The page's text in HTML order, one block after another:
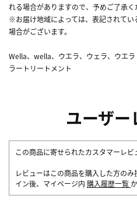
れる場合がありますので、予めご了承く
※お届け地域によっては、表記されてい
場合がございます。
Wella、wella、ウエラ、ウェラ、ウエ
ラートリートメント
ユーザー
この商品に寄せられたカスタマーレビ
レビューはこの商品を購入した方の
イン後、マイページ内 購入履歴一覧